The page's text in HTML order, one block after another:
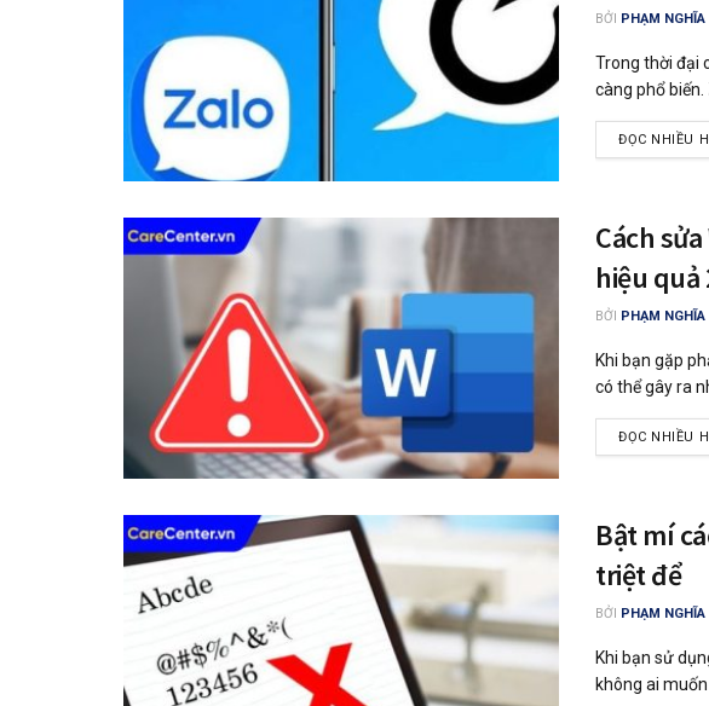
BỞI PHẠM NGHĨA
Trong thời đại
càng phổ
ĐỌC NHIỀU
Cách
hiệu quả
BỞI PHẠM NGHĨA
Khi bạn gặp
có thể gây ra
ĐỌC NHIỀU
Bật mí
triệt để
BỞI PHẠM NGHĨA
Khi bạn sử
không ai